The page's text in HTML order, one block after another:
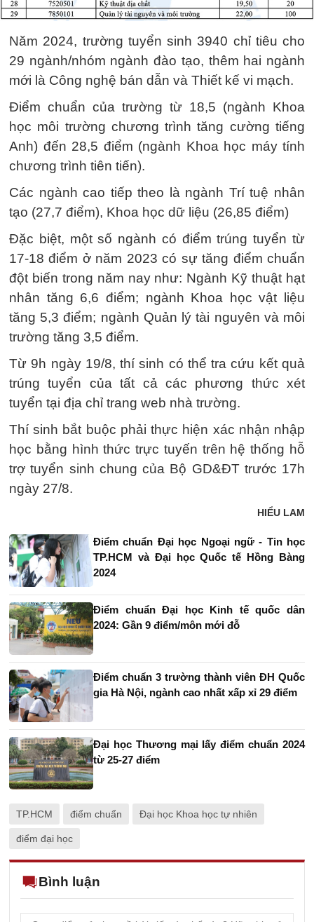
Năm 2024, trường tuyển sinh 3940 chỉ tiêu cho
29 ngành/nhóm ngành đào tạo, thêm hai ngành
mới là Công nghệ bán dẫn và Thiết kế vi mạch.
Điểm chuẩn của trường từ 18,5 (ngành Khoa
học môi trường chương trình tăng cường tiếng
Anh) đến 28,5 điểm (ngành Khoa học máy tính
chương trình tiên tiến).
Các ngành cao tiếp theo là ngành Trí tuệ nhân
tạo (27,7 điểm), Khoa học dữ liệu (26,85 điểm)
Đặc biệt, một số ngành có điểm trúng tuyển từ
17-18 điểm ở năm 2023 có sự tăng điểm chuẩn
đột biến trong năm nay như: Ngành Kỹ thuật hạt
nhân tăng 6,6 điểm; ngành Khoa học vật liệu
tăng 5,3 điểm; ngành Quản lý tài nguyên và môi
trường tăng 3,5 điểm.
Từ 9h ngày 19/8, thí sinh có thể tra cứu kết quả
trúng tuyển của tất cả các phương thức xét
tuyển tại địa chỉ trang web nhà trường.
Thí sinh bắt buộc phải thực hiện xác nhận nhập
học bằng hình thức trực tuyến trên hệ thống hỗ
trợ tuyển sinh chung của Bộ GD&ĐT trước 17h
ngày 27/8.
HIỂU LAM
Điểm chuẩn Đại học Ngoại ngữ - Tin học
TP.HCM và Đại học Quốc tế Hồng Bàng
2024
Điểm chuẩn Đại học Kinh tế quốc dân
2024: Gần 9 điểm/môn mới đỗ
Điểm chuẩn 3 trường thành viên ĐH Quốc
gia Hà Nội, ngành cao nhất xấp xỉ 29 điểm
Đại học Thương mại lấy điểm chuẩn 2024
từ 25-27 điểm
TP.HCM điểm chuẩn Đại học Khoa học tự nhiên
điểm đại học
Bình luận